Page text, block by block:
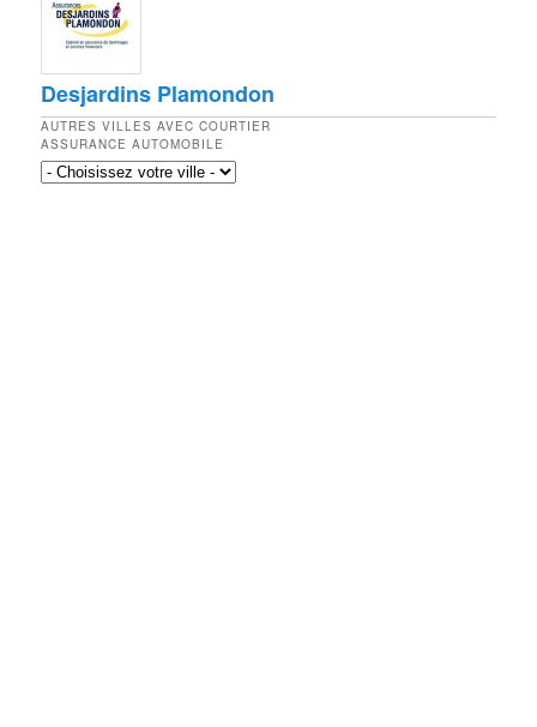
Desjardins Plamondon
AUTRES VILLES AVEC COURTIER
ASSURANCE AUTOMOBILE